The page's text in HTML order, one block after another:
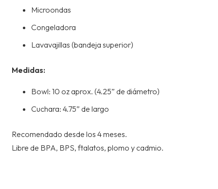
Microondas
Congeladora
Lavavajillas (bandeja superior)
Medidas:
Bowl: 10 oz aprox. (4.25” de diámetro)
Cuchara: 4.75” de largo
Recomendado desde los 4 meses.
Libre de BPA, BPS, ftalatos, plomo y cadmio.